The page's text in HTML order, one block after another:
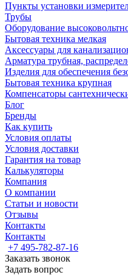
Пункты установки
Трубы
Оборудование
Бытовая техника мелкая
Аксессуары для
Арматура трубная,
Изделия для обеспечения
Бытовая техника крупная
Компенсаторы
Блог
Бренды
Как купить
Условия оплаты
Условия доставки
Гарантия на товар
Калькуляторы
Компания
О компании
Статьи и новости
Отзывы
Контакты
Контакты
+7 495-782-87-16
Заказать звонок
Задать вопрос